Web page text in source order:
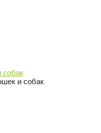
собак
и собак